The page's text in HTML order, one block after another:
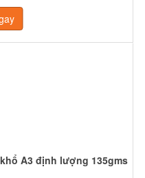
A3 định lượng 135gms